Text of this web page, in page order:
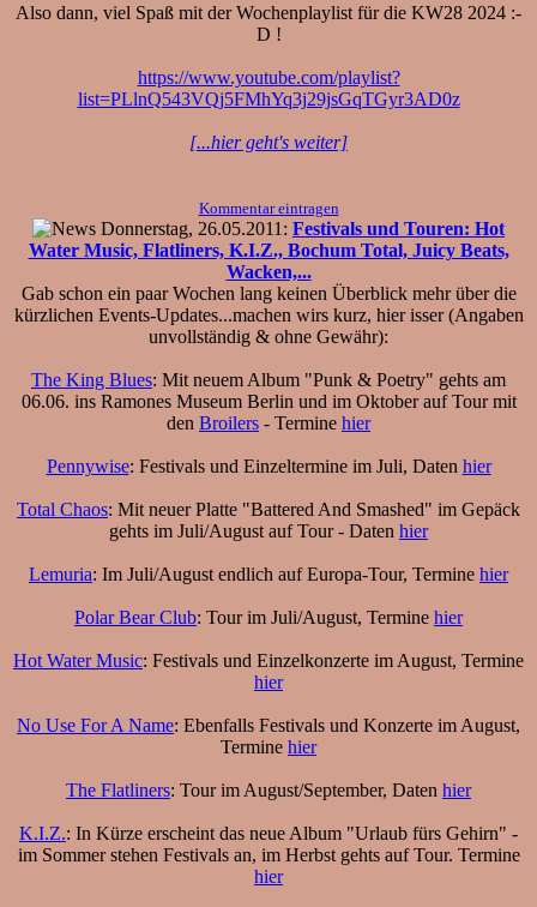
Also dann, viel Spaß mit der Wochenplaylist für die KW28 2024 :-
D !
https://www.youtube.com/playlist?
list=PLlnQ543VQj5FMhYq3j29jsGqTGyr3AD0z
[...hier geht's weiter]
Kommentar eintragen
Donnerstag, 26.05.2011: Festivals und Touren: Hot
Water Music, Flatliners, K.I.Z., Bochum Total, Juicy Beats,
Wacken,...
Gab schon ein paar Wochen lang keinen Überblick mehr über die
kürzlichen Events-Updates...machen wirs kurz, hier isser (Angaben
unvollständig & ohne Gewähr):
The King Blues: Mit neuem Album "Punk & Poetry" gehts am
06.06. ins Ramones Museum Berlin und im Oktober auf Tour mit
den Broilers - Termine hier
Pennywise: Festivals und Einzeltermine im Juli, Daten hier
Total Chaos: Mit neuer Platte "Battered And Smashed" im Gepäck
gehts im Juli/August auf Tour - Daten hier
Lemuria: Im Juli/August endlich auf Europa-Tour, Termine hier
Polar Bear Club: Tour im Juli/August, Termine hier
Hot Water Music: Festivals und Einzelkonzerte im August, Termine
hier
No Use For A Name: Ebenfalls Festivals und Konzerte im August,
Termine hier
The Flatliners: Tour im August/September, Daten hier
K.I.Z.: In Kürze erscheint das neue Album "Urlaub fürs Gehirn" -
im Sommer stehen Festivals an, im Herbst gehts auf Tour. Termine
hier